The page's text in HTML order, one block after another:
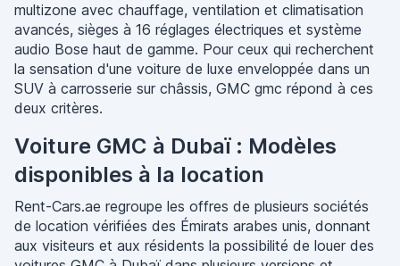
multizone avec chauffage, ventilation et climatisation
avancés, sièges à 16 réglages électriques et système
audio Bose haut de gamme. Pour ceux qui recherchent
la sensation d'une voiture de luxe enveloppée dans un
SUV à carrosserie sur châssis, GMC gmc répond à ces
deux critères.
Voiture GMC à Dubaï : Modèles
disponibles à la location
Rent-Cars.ae regroupe les offres de plusieurs sociétés
de location vérifiées des Émirats arabes unis, donnant
aux visiteurs et aux résidents la possibilité de louer des